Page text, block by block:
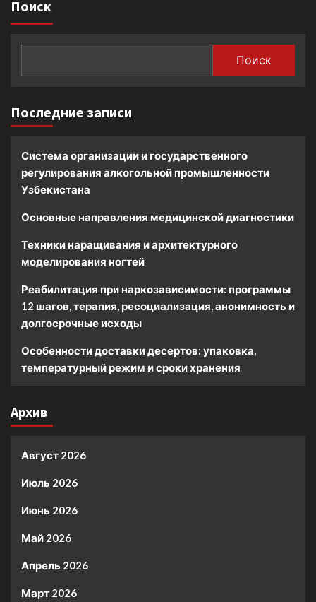
Поиск
Поиск
Последние записи
Система организации и государственного
регулирования алкогольной промышленности
Узбекистана
Основные направления медицинской диагностики
Техники наращивания и архитектурного
моделирования ногтей
Реабилитация при наркозависимости: программы
12 шагов, терапия, ресоциализация, анонимность и
долгосрочные исходы
Особенности доставки десертов: упаковка,
температурный режим и сроки хранения
Архив
Август 2026
Июль 2026
Июнь 2026
Май 2026
Апрель 2026
Март 2026